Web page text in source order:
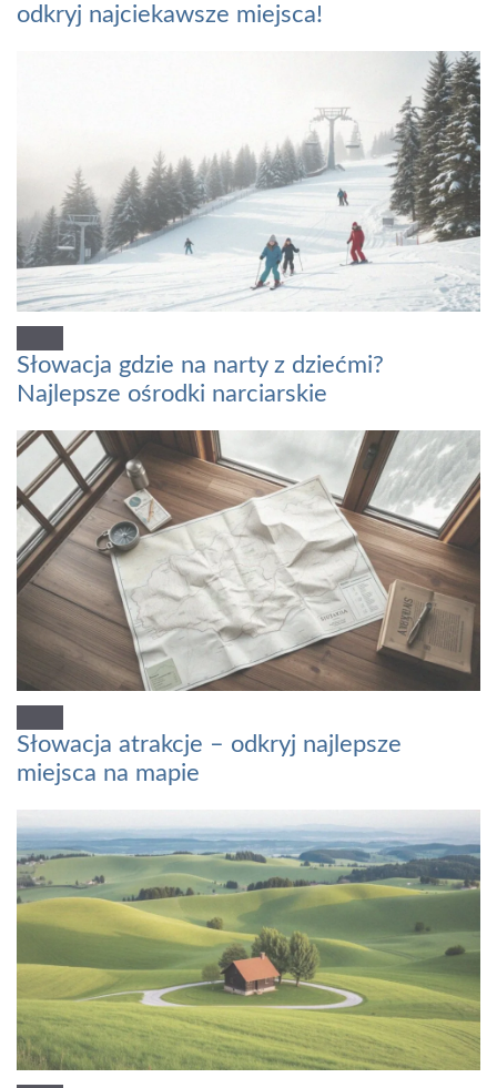
odkryj najciekawsze miejsca!
Słowacja gdzie na narty z dziećmi?
Najlepsze ośrodki narciarskie
Słowacja atrakcje – odkryj najlepsze
miejsca na mapie